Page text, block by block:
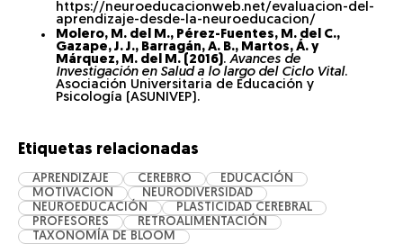
https://neuroeducacionweb.net/evaluacion-del-
aprendizaje-desde-la-neuroeducacion/
Molero, M. del M., Pérez-Fuentes, M. del C.,
Gazape, J. J., Barragán, A. B., Martos, Á. y
Márquez, M. del M. (2016). Avances de
Investigación en Salud a lo largo del Ciclo Vital.
Asociación Universitaria de Educación y
Psicología (ASUNIVEP).
Etiquetas relacionadas
APRENDIZAJE CEREBRO
EDUCACIÓN
MOTIVACION
NEURODIVERSIDAD
NEUROEDUCACIÓN
PLASTICIDAD CEREBRAL
PROFESORES
RETROALIMENTACIÓN
TAXONOMÍA DE BLOOM